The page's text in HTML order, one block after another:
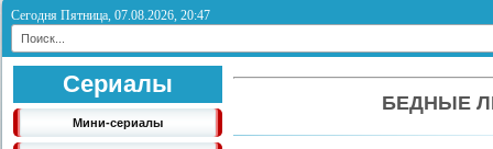
Сегодня Пятница, 07.08.2026, 20:47
Сериалы
Мини-сериалы
БЕДНЫЕ